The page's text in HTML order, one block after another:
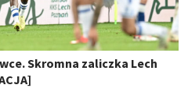
Skromna zaliczka Lech